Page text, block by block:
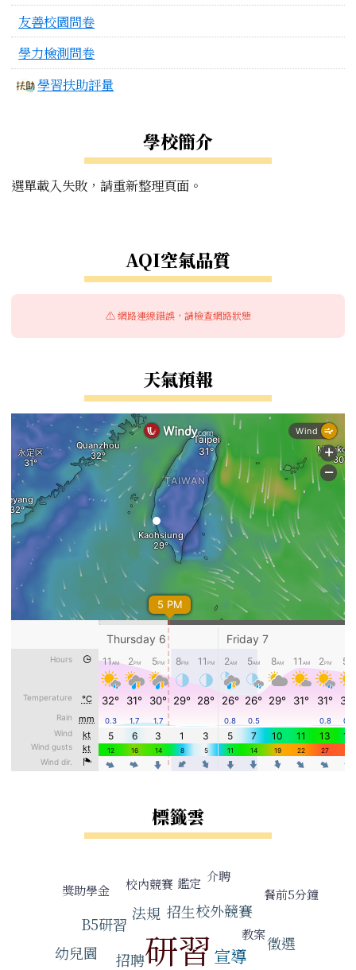
友善校園問卷
學力檢測問卷
學習扶助評量
學校簡介
選單載入失敗，請重新整理頁面。
AQI空氣品質
⚠️ 網路連線錯誤，請檢查網路狀態
天氣預報
標籤雲
獎助學金 校內競賽 鑑定 介聘
餐前5分鐘
B5研習
法規 招生校外競賽
研習 教案
幼兒園 招聘 宣導
徵選